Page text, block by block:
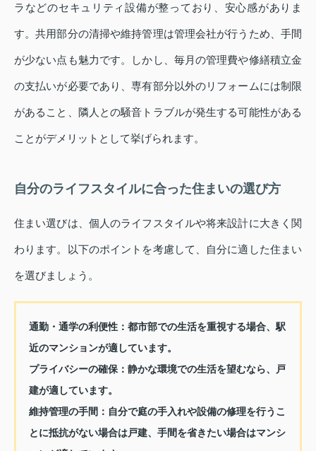
ラなどのセキュリティ設備が整っており、安心感がありま
す。共用部分の清掃や維持管理は管理会社が行うため、手間
が少ない点も魅力です。しかし、毎月の管理費や修繕積立金
の支払いが必要であり、専有部分以外のリフォームには制限
があること、隣人との騒音トラブルが発生する可能性がある
ことがデメリットとして挙げられます。
自分のライフスタイルに合った住まいの選び方
住まい選びは、個人のライフスタイルや将来設計に大きく関
わります。以下のポイントを考慮して、自分に適した住まい
を選びましょう。
通勤・通学の利便性： 都市部での生活を重視する場合、駅
近のマンションが適しています。
プライバシーの確保： 静かな環境での生活を望むなら、戸
建が適しています。
維持管理の手間： 自分で庭の手入れや設備の修理を行うこ
とに抵抗がない場合は戸建、手間を省きたい場合はマンシ